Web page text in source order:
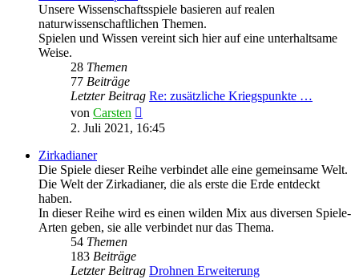
Unsere Wissenschaftsspiele basieren auf realen
naturwissenschaftlichen Themen.
Spielen und Wissen vereint sich hier auf eine unterhaltsame
Weise.
28 Themen
77 Beiträge
Letzter Beitrag Re: zusätzliche Kriegspunkte …
von Carsten
Beitrag
2. Juli 2021, 16:45
Zirkadianer
Die Spiele dieser Reihe verbindet alle eine gemeinsame Welt.
Die Welt der Zirkadianer, die als erste die Erde entdeckt
haben.
In dieser Reihe wird es einen wilden Mix aus diversen Spiele-
Arten geben, sie alle verbindet nur das Thema.
54 Themen
183 Beiträge
Letzter Beitrag Drohnen Erweiterung